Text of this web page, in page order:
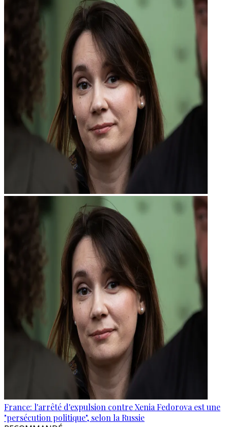
France: l'arrêté d'expulsion contre Xenia Fedorova est une
"persécution politique", selon la Russie